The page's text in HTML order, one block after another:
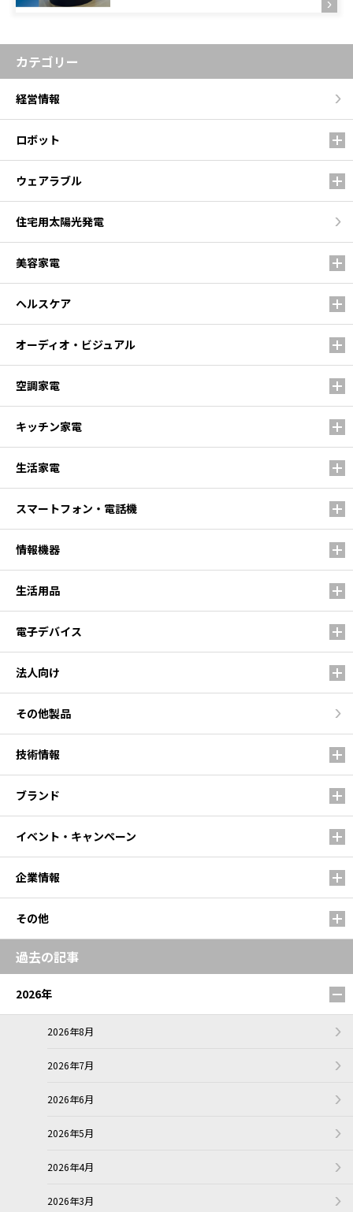
カテゴリー
経営情報
ロボット
ウェアラブル
住宅用太陽光発電
美容家電
ヘルスケア
オーディオ・ビジュアル
空調家電
キッチン家電
生活家電
スマートフォン・電話機
情報機器
生活用品
電子デバイス
法人向け
その他製品
技術情報
ブランド
イベント・キャンペーン
企業情報
その他
過去の記事
2026年
2026年8月
2026年7月
2026年6月
2026年5月
2026年4月
2026年3月